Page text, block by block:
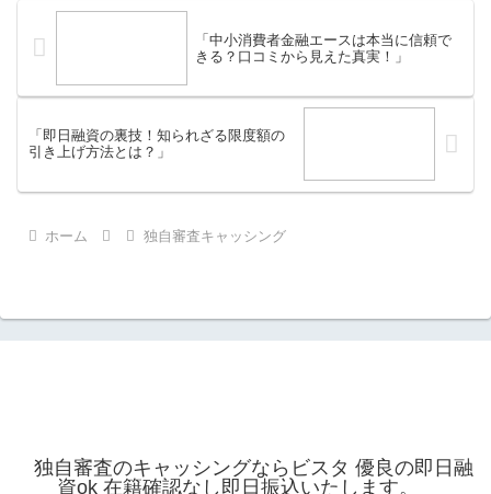
「中小消費者金融エースは本当に信頼で
きる？口コミから見えた真実！」
「即日融資の裏技！知られざる限度額の
引き上げ方法とは？」
ホーム 独自審査キャッシング
独自審査のキャッシングならビスタ 優良の即日融
資ok 在籍確認なし即日振込いたします。